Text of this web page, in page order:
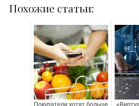
Похожие статьи:
Покупатели хотят больше